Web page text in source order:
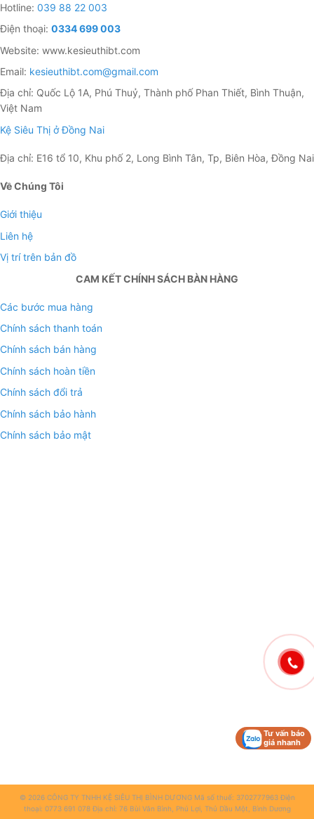
Hotline: 039 88 22 003
Điện thoại: 0334 699 003
Website: www.kesieuthibt.com
Email: kesieuthibt.com@gmail.com
Địa chỉ: Quốc Lộ 1A, Phú Thuỷ, Thành phố Phan Thiết, Bình Thuận,
Việt Nam
Kệ Siêu Thị ở Đồng Nai
Địa chỉ: E16 tổ 10, Khu phố 2, Long Bình Tân, Tp, Biên Hòa, Đồng Nai
Về Chúng Tôi
Giới thiệu
Liên hệ
Vị trí trên bản đồ
CAM KẾT CHÍNH SÁCH BÀN HÀNG
Các bước mua hàng
Chính sách thanh toán
Chính sách bán hàng
Chính sách hoàn tiền
Chính sách đổi trả
Chính sách bảo hành
Chính sách bảo mật
© 2026 CÔNG TY TNHH KỆ SIÊU THỊ BÌNH DƯƠNG Mã số thuế: 3702777963 Điện
thoại: 0773 691 078 Địa chỉ: 76 Bùi Văn Bình, Phú Lợi, Thủ Dầu Một, Bình Dương
Tư vấn báo
giá nhanh